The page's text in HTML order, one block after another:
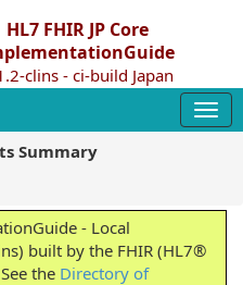
HL7 FHIR JP Core
clins - ci-build Japan
Summary
- Local
built by the FHIR (HL7®
the Directory of